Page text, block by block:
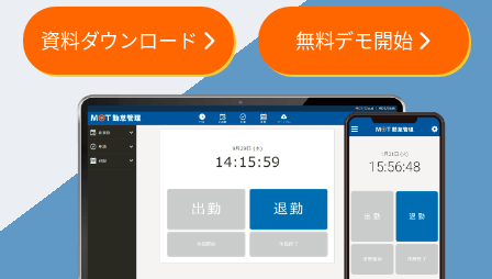
資料ダウンロード 無料デモ開始